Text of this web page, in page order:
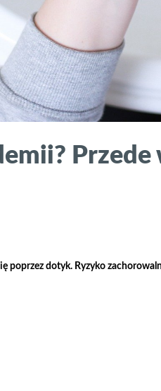
poprzez dotyk. Ryzyko